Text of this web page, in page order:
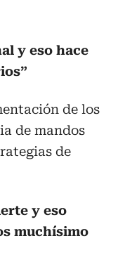
y eso hace
de los
de mandos
de
y eso
muchísimo